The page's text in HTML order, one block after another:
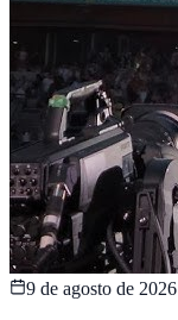
9 de agosto de 2026